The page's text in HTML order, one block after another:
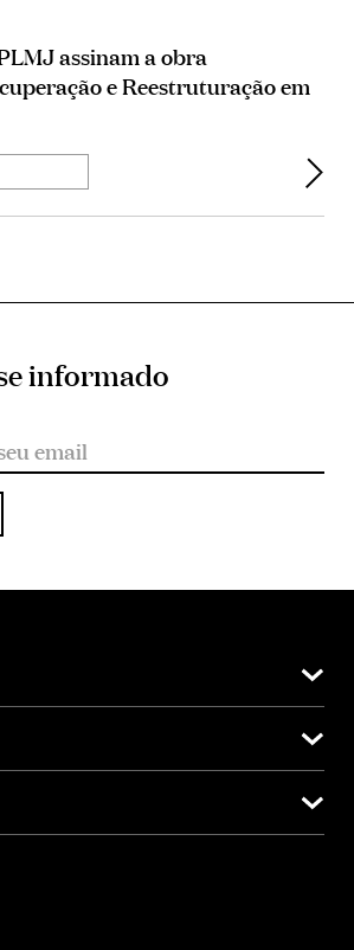
assinam a obra
e Reestruturação em
informado